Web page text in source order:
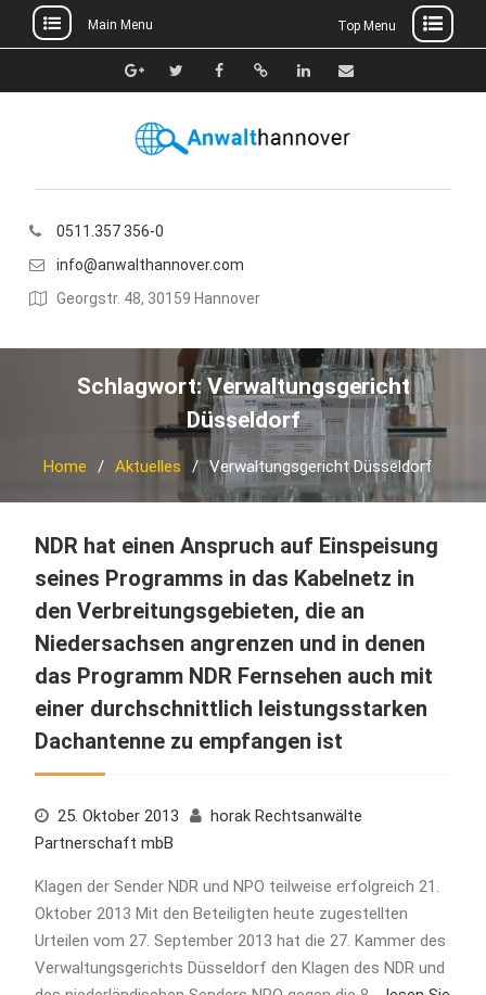
to
Main Menu Top Menu
Google+TwitterFacebook
Xing Linkedin
E-
0511.357 356-0
info@anwalthannover.com
Georgstr. 48, 30159 Hannover
Schlagwort:Verwaltungsgericht
Düsseldorf
Home Aktuelles Verwaltungsgericht Düsseldorf
NDR hat einen Anspruch auf Einspeisung
seines Programms in das Kabelnetz in
den Verbreitungsgebieten, die an
Niedersachsen angrenzen und in denen
das Programm NDR Fernsehen auch mit
einer durchschnittlich leistungsstarken
Dachantenne zu empfangen ist
25. Oktober 2013
horak Rechtsanwälte
Partnerschaft mbB
Klagen der Sender NDR und NPO teilweise erfolgreich 21.
Oktober 2013 Mit den Beteiligten heute zugestellten
Urteilen vom 27. September 2013 hat die 27. Kammer des
Verwaltungsgerichts Düsseldorf den Klagen des NDR und